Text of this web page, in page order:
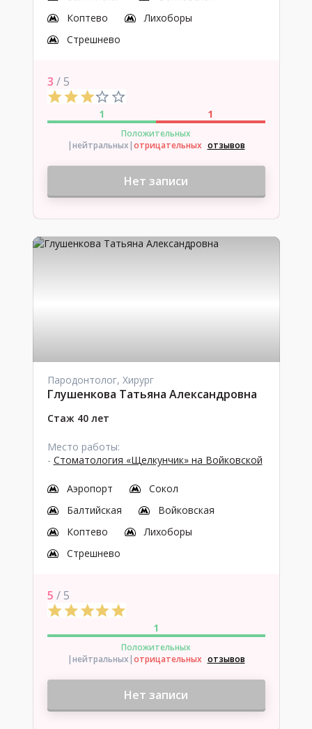
Коптево
Лихоборы
Стрешнево
3 / 5
1 1
Положительных
|нейтральных|отрицательных отзывов
Нет записи
Пародонтолог, Хирург
Глушенкова Татьяна Александровна
Стаж 40 лет
Место работы:
- Стоматология «Щелкунчик» на Войковской
Аэропорт
Сокол
Балтийская
Войковская
Коптево
Лихоборы
Стрешнево
5 / 5
1
Положительных
|нейтральных|отрицательных отзывов
Нет записи